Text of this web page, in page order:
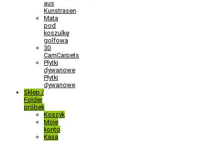
aus
Kunstrasen
Mata
pod
koszulkę
golfową
3D
CamCarpets
Płytki
dywanowe
Płytki
dywanowe
Sklep /
Folder
próbek
Koszyk
Moje
konto
Kasa